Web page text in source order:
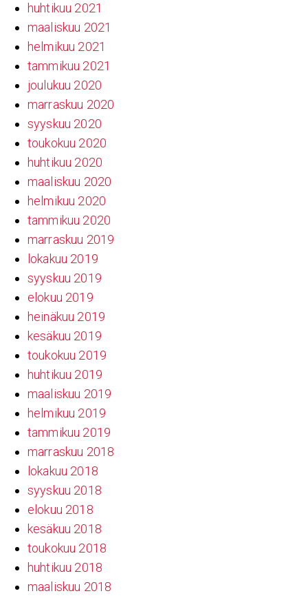
huhtikuu 2021
maaliskuu 2021
helmikuu 2021
tammikuu 2021
joulukuu 2020
marraskuu 2020
syyskuu 2020
toukokuu 2020
huhtikuu 2020
maaliskuu 2020
helmikuu 2020
tammikuu 2020
marraskuu 2019
lokakuu 2019
syyskuu 2019
elokuu 2019
heinäkuu 2019
kesäkuu 2019
toukokuu 2019
huhtikuu 2019
maaliskuu 2019
helmikuu 2019
tammikuu 2019
marraskuu 2018
lokakuu 2018
syyskuu 2018
elokuu 2018
kesäkuu 2018
toukokuu 2018
huhtikuu 2018
maaliskuu 2018